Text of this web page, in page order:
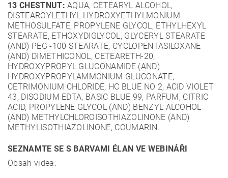
13 CHESTNUT: AQUA, CETEARYL ALCOHOL,
DISTEAROYLETHYL HYDROXYETHYLMONIUM
METHOSULFATE, PROPYLENE GLYCOL, ETHYLHEXYL
STEARATE, ETHOXYDIGLYCOL, GLYCERYL STEARATE
(AND) PEG -100 STEARATE, CYCLOPENTASILOXANE
(AND) DIMETHICONOL, CETEARETH-20,
HYDROXYPROPYL GLUCONAMIDE (AND)
HYDROXYPROPYLAMMONIUM GLUCONATE,
CETRIMONIUM CHLORIDE, HC BLUE NO 2, ACID VIOLET
43, DISODIUM EDTA, BASIC BLUE 99, PARFUM, CITRIC
ACID, PROPYLENE GLYCOL (AND) BENZYL ALCOHOL
(AND) METHYLCHLOROISOTHIAZOLINONE (AND)
METHYLISOTHIAZOLINONE, COUMARIN.
SEZNAMTE SE S BARVAMI ÉLAN VE WEBINÁŘI
Obsah videa: